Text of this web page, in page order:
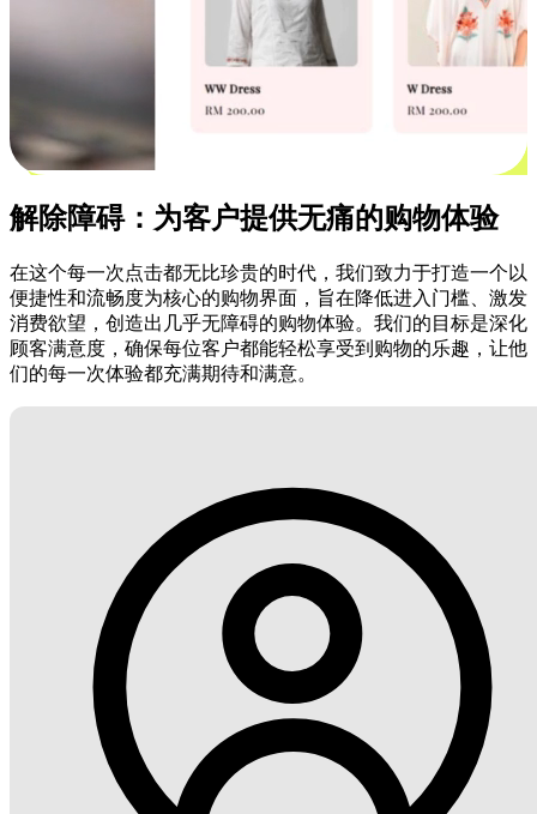
解除障碍：为客户提供无痛的购物体验
在这个每一次点击都无比珍贵的时代，我们致力于打造一个以
便捷性和流畅度为核心的购物界面，旨在降低进入门槛、激发
消费欲望，创造出几乎无障碍的购物体验。我们的目标是深化
顾客满意度，确保每位客户都能轻松享受到购物的乐趣，让他
们的每一次体验都充满期待和满意。